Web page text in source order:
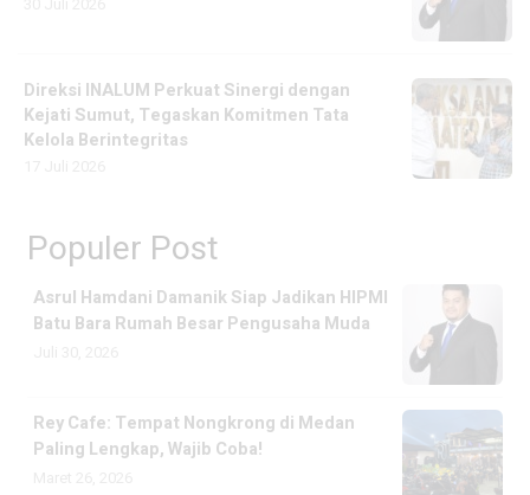
Direksi INALUM Perkuat Sinergi dengan
Kejati Sumut, Tegaskan Komitmen Tata
Kelola Berintegritas
Populer Post
Asrul Hamdani Damanik Siap Jadikan HIPMI
Batu Bara Rumah Besar Pengusaha Muda
Rey Cafe: Tempat Nongkrong di Medan
Paling Lengkap, Wajib Coba!